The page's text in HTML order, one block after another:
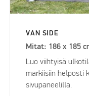
VAN SIDE
Mitat: 186 x 185
Luo viihtyisä
markiisiin helposti
sivupaneelilla.